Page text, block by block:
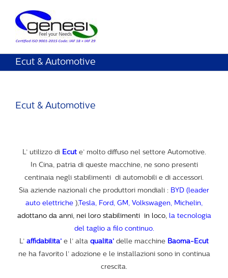
Ecut & Automotive
Ecut & Automotive
L’ utilizzo di Ecute’ molto diffuso nel settore Automotive.
In Cina, patria di queste macchine, ne sono presenti
centinaia negli stabilimenti di automobili e di accessori.
Sia aziende nazionali che produttori mondiali : BYD (leader
auto elettriche ),Tesla, Ford, GM, Volkswagen, Michelin,
adottano da anni, nei loro stabilimenti in loco, la tecnologia
del taglio a filo continuo.
L’ affidabilita’ e l’ alta qualita’ delle macchine Baoma-Ecut
ne ha favorito l’ adozione e le installazioni sono in continua
crescita.